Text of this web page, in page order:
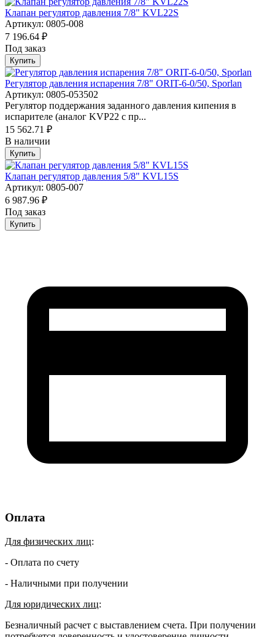
Клапан регулятор давления 7/8" KVL22S
Артикул: 0805-008
7 196.64 ₽
Под заказ
Купить
Регулятор давления испарения 7/8" ORIT-6-0/50, Sporlan
Артикул: 0805-053502
Регулятор поддержания заданного давления кипения в
испарителе (аналог KVР22 с пр...
15 562.71 ₽
В наличии
Купить
Клапан регулятор давления 5/8" KVL15S
Артикул: 0805-007
6 987.96 ₽
Под заказ
Купить
Оплата
Для физических лиц:
- Оплата по счету
- Наличными при получении
Для юридических лиц:
Безналичный расчет с выставлением счета. При получении